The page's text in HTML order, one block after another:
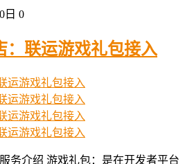
日 0
：联运游戏礼包接入
务介绍 游戏礼包：是在开发者平台